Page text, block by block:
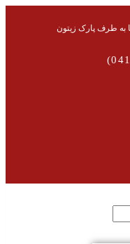
به طرف پارک زیتون